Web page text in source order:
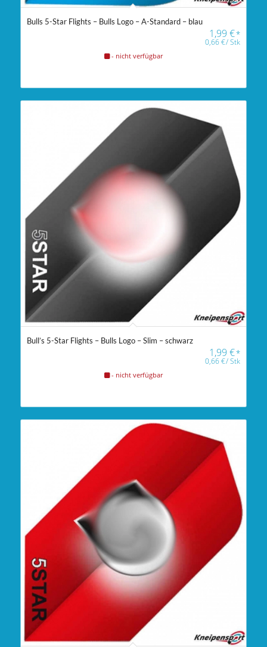
Bulls 5-Star Flights – Bulls Logo – A-Standard – blau
1,99€*
0,66€/Stk
- nicht verfügbar
Bull’s 5-Star Flights – Bulls Logo – Slim – schwarz
1,99€*
0,66€/Stk
- nicht verfügbar